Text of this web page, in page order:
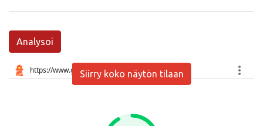
Analysoi
Siirry koko näytön tilaan